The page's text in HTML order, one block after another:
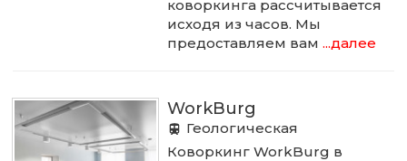
коворкинга рассчитывается
исходя из часов. Мы
предоставляем вам ...далее
WorkBurg
Геологическая
Коворкинг WorkBurg в